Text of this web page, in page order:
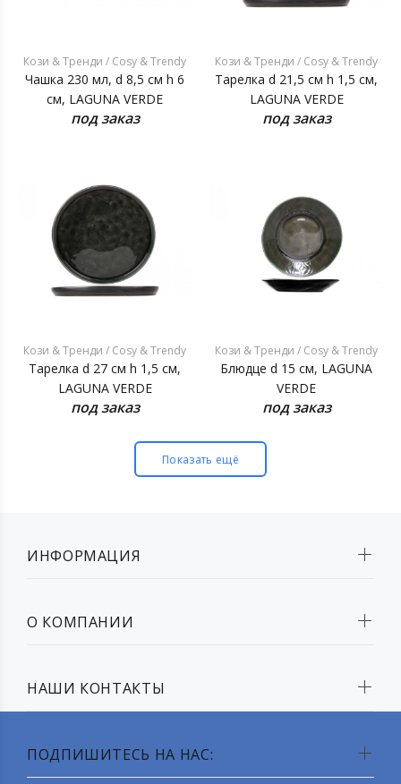
Кози & Тренди / Cosy & Trendy
Чашка 230 мл, d 8,5 см h 6
см, LAGUNA VERDE
под заказ
Кози & Тренди / Cosy & Trendy
Тарелка d 21,5 см h 1,5 см,
LAGUNA VERDE
под заказ
Кози & Тренди / Cosy & Trendy
Тарелка d 27 см h 1,5 см,
LAGUNA VERDE
под заказ
Кози & Тренди / Cosy & Trendy
Блюдце d 15 см, LAGUNA
VERDE
под заказ
Показать ещё
ПОДПИШИТЕСЬ НА НАС:
ИНФОРМАЦИЯ
О КОМПАНИИ
НАШИ КОНТАКТЫ